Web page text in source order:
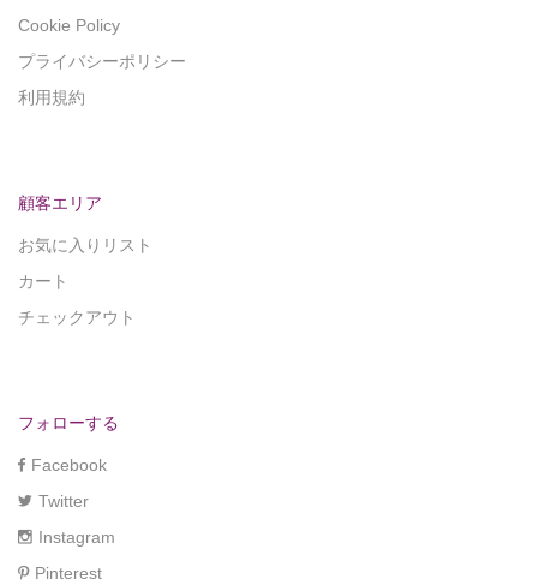
Cookie Policy
プライバシーポリシー
利用規約
顧客エリア
お気に入りリスト
カート
チェックアウト
フォローする
Facebook
Twitter
Instagram
Pinterest